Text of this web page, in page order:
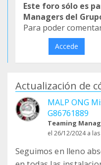
Este foro sólo es
Managers del
Para poder
Accede
Actualización de
MALP ONG
G86761889
Teaming
el 26/12/2024 a
Seguimos en lleno